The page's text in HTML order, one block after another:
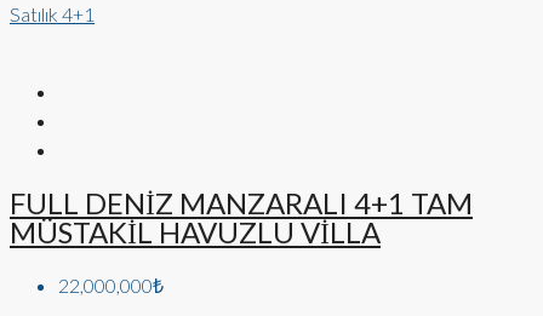
Satılık 4+1
FULL DENİZ MANZARALI 4+1 TAM
MÜSTAKİL HAVUZLU VİLLA
22,000,000₺